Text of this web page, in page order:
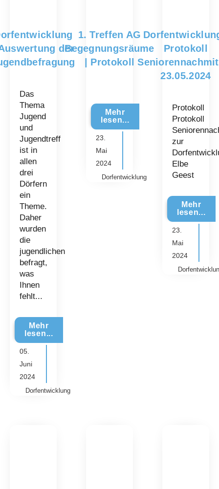
der
Das
Thema
Jugend
und
Jugendtreff
ist in
allen
drei
Dörfern
ein
Theme.
Daher
wurden
die
jugendlichen
befragt,
was
Ihnen
fehlt...
Mehr
lesen...
05.
Juni
2024
Dorfentwicklung
1. Treffen AG
Begegnungsräume
| Protokoll
Mehr
lesen...
23.
Mai
2024
Dorfentwicklung
Protokoll
23.05.2024
Protokoll
Protokoll
zur
Elbe
Geest
Mehr
lesen...
23.
Mai
2024